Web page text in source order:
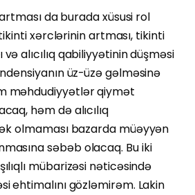
da burada xüsusi rol
xərclərinin artması, tikinti
alıcılıq qabiliyyətinin düşməsi
üz-üzə gəlməsinə
məhdudiyyətlər qiymət
həm də alıcılıq
olmaması bazarda müəyyən
səbəb olacaq. Bu iki
mübarizəsi nəticəsində
ehtimalını gözləmirəm. Lakin